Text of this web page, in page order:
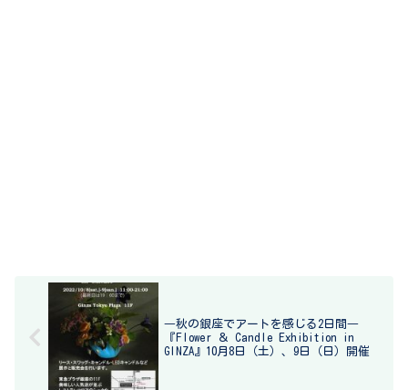
―秋の銀座でアートを感じる2日間―
『Flower ＆ Candle Exhibition in
GINZA』10月8日（土）、9日（日）開催